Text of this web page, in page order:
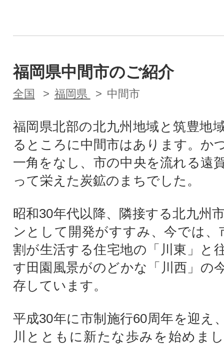
福岡県中間市のご紹介
全国 福岡県 中間市
福岡県北部の北九州地域と筑豊地
るところに中間市はあります。か
一角をなし、市の中央を流れる遠
って栄えた炭鉱のまちでした。
昭和30年代以降、隣接する北九州
ンとして開発がすすみ、今では、
割が生活する住宅地の「川東」と
す田園風景がのどかな「川西」の
存しています。
平成30年に市制施行60周年を迎え
川とともに新たな歩みを始めま